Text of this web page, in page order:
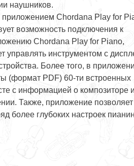
наушников.
Chordana Play for
возможность подключения к
Chordana Play for Piano,
управлять инструментом с
Более того, в
(формат PDF) 60-ти встроенных
с информацией о композиторе
Также, приложение позволяет
более глубоких настроек